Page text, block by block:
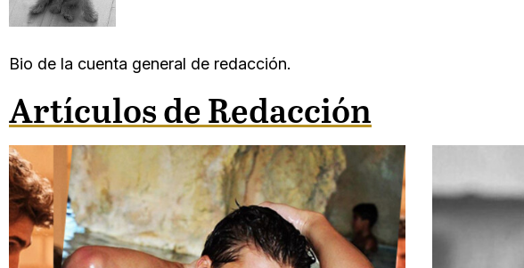
Bio de la cuenta general de redacción.
Artículos de Redacción